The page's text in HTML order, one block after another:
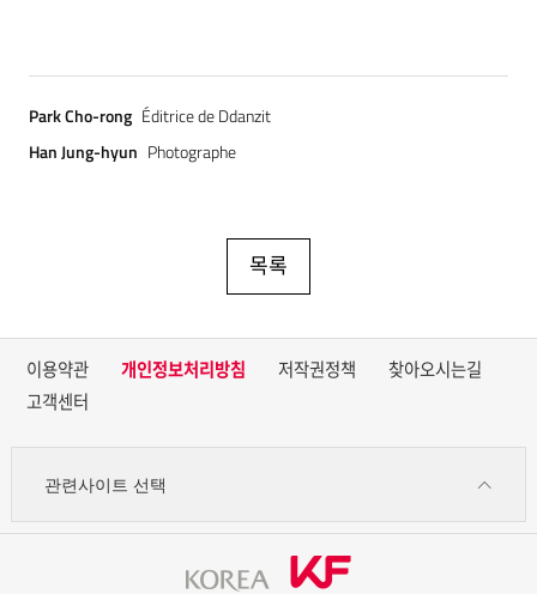
Park Cho-rong Éditrice de Ddanzit
Han Jung-hyun Photographe
목록
이용약관 개인정보처리방침 저작권정책
찾아오시는길
고객센터
관련사이트 선택